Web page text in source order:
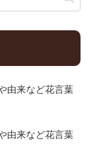
由来など花言葉
由来など花言葉